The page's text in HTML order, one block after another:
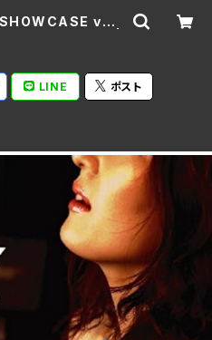
vol.
LINE ポスト